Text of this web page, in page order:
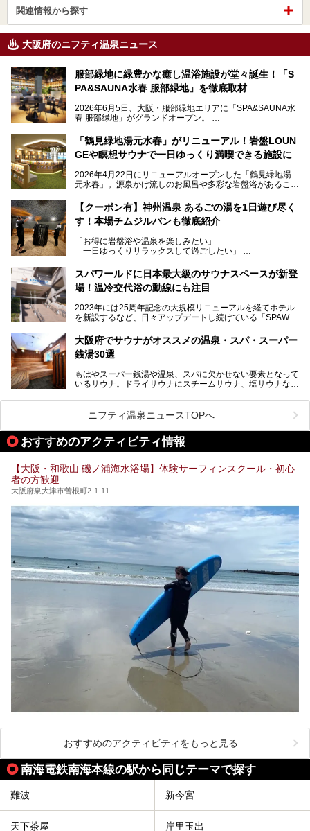
関連情報から探す
大阪府のニフティ温泉ニュース
服部緑地に緑豊かな癒し温浴施設が堂々誕生！「S
PA&SAUNA水春 服部緑地」を徹底取材
2026年6月5日、大阪・服部緑地エリアに「SPA&SAUNA水
春 服部緑地」がグランドオープン。
当初の計画から約5年の時を経て誕生した本施設は、温泉・
サウナ・岩盤浴・フィットネス・ラウンジ・レストランなど
を融合した、これまでの“水春”のイメージをさらに進化させ
今回はオープン前の内覧会に参加し、館内のこだわりポイン
サウナー注目の3種のサウナや160cmの深水風呂、没入感の
高い岩盤浴エリア、日本最大の台数を誇る最新AIフィットネ
スマシンなど、見どころ満載の館内を詳しくご紹介します。
「鶴見緑地湯元水春」がリニューアル！岩盤LOUN
GEや瞑想サウナで一日ゆっくり満喫できる施設に
2026年4月22日にリニューアルオープンした「鶴見緑地湯
元水春」。源泉かけ流しのお風呂や多彩な岩盤浴があること
に“一日中くつろげる場所”としてパワーアップしています。
今回のリニューアルでは、新たに登場した瞑想サウナをはじ
見どころが盛りだくさん。日常の疲れを癒やしたい方はもち
ろん、休日にゆったり過ごしたい方にもぴったりの内容とな
本記事では、そんなリニューアル後の注目ポイントを詳しく
紹介します。これから「鶴見緑地湯元水春」に訪れる方や、
い。
【クーポン有】神州温泉 あるごの湯を1日遊び尽く
す！本場チムジルバンも徹底紹介
「お得に岩盤浴や温泉を楽しみたい」
「一日ゆっくりリラックスして過ごしたい」
利用できる「神州温泉 あるごの湯」です。
あるごの湯は、大阪府豊中市にある日帰り温浴施設で、阪急
チムジルバン（岩盤浴）を中心に、発汗・リラックス・漫画
タイムまで満喫できる長時間滞在型の施設なので、一日中ゆ
る迫力ある熱波パフォーマンスも毎日行われており、“とと
のう”体験をしっかり楽しめるのもポイントです。
ケやボウリングといった遊び場もあり、友人同士やカップル
で“遊び+癒し”の一日を過ごすのにもぴったり。
処にいたるまで魅力をたっぷり堪能してきたので、その全容
スパワールドに日本最大級のサウナスペースが新登
場！温冷交代浴の動線にも注目
2023年には25周年記念の大規模リニューアルを経てホテル
を新設するなど、日々アップデートし続けている「SPAWO
そんなスパワールドが2025年11月15日（土）に、新たな浴
室や日本最大級140人収容の大規模サウナを携えてリニュー
アルオープン！浴室である4F・6Fそれぞれにリニューアル
大規模リニューアルの全容を確認すべく、リニューアルプレ
オープンイベントに行ってきました！今回はそのリニューア
大阪府でサウナがオススメの温泉・スパ・スーパー
銭湯30選
もはやスーパー銭湯や温泉、スパに欠かせない要素となって
いるサウナ。ドライサウナにスチームサウナ、塩サウナな
ペース、ロウリュウなど、心ゆくまで楽しむためのサービス
が充実した施設も多くみられます。
今回はそんなサウナにこだわった、大阪府内のオススメ温
泉・銭湯・スパを30件紹介したいと思います！
ニフティ温泉ニュースTOPへ
おすすめのアクティビティ情報
【大阪・和歌山 磯ノ浦海水浴場】体験サーフィンスクール・初心
者の方歓迎
大阪府泉大津市曽根町2-1-11
おすすめのアクティビティをもっと見る
南海電鉄南海本線の駅から同じテーマで探す
難波 新今宮
天下茶屋 岸里玉出